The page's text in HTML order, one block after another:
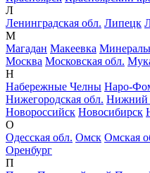
Л
Ленинградская обл. Липецк
М
Магадан Макеевка
Москва Московская обл.
Н
Набережные Челны Наро-
Нижегородская обл. Нижний
Новороссийск Новосибирск
О
Одесская обл. Омск Омская
Оренбург
П